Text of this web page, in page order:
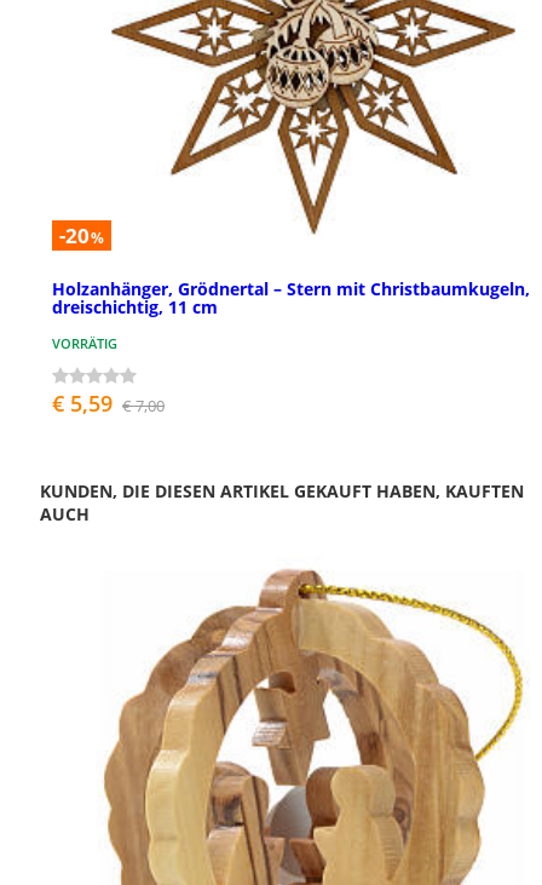
-20%
Holzanhänger, Grödnertal – Stern mit Christbaumkugeln,
dreischichtig, 11 cm
VORRÄTIG
€ 5,59 € 7,00
KUNDEN, DIE DIESEN ARTIKEL GEKAUFT HABEN, KAUFTEN
AUCH